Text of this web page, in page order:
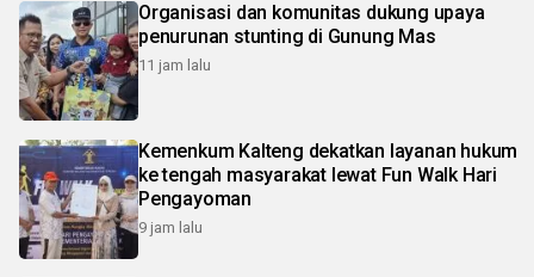
Organisasi dan komunitas dukung upaya
penurunan stunting di Gunung Mas
11 jam lalu
Kemenkum Kalteng dekatkan layanan hukum
ke tengah masyarakat lewat Fun Walk Hari
Pengayoman
9 jam lalu